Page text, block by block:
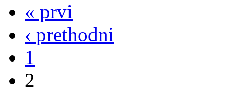
« prvi
‹ prethodni
1
2